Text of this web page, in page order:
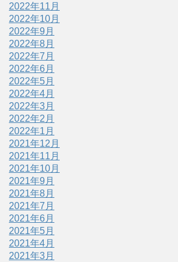
2022年11月
2022年10月
2022年9月
2022年8月
2022年7月
2022年6月
2022年5月
2022年4月
2022年3月
2022年2月
2022年1月
2021年12月
2021年11月
2021年10月
2021年9月
2021年8月
2021年7月
2021年6月
2021年5月
2021年4月
2021年3月